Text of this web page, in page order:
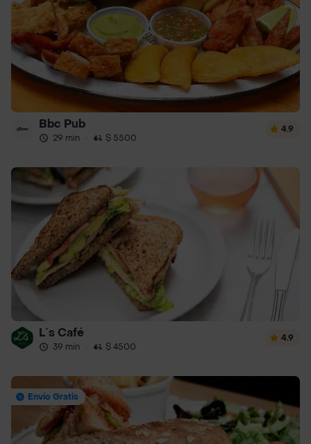
Bbc Pub
29 min · $ 5500
4.9
L´s Café
39 min · $ 4500
4.9
Envío Gratis